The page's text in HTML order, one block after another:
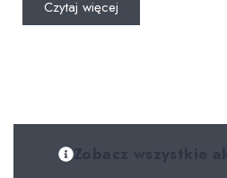
Czytaj więcej